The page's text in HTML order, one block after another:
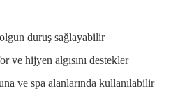
duruş sağlayabilir
ve hijyen algısını destekler
ve spa alanlarında kullanılabilir